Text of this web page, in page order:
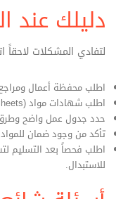
دليلك عند
لتفادي المشكلات لاحقاً
اطلب محفظة أعمال
اطلب شهادات مواد (Material Data Sheets) لزجاج IGU والطلاءات.
حدد جدول عمل واضح
تأكد من وجود ضمان
اطلب فحصاً بعد التسليم
للاستبدال.